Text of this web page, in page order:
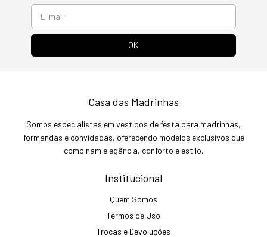
Casa das Madrinhas
Somos especialistas em vestidos de festa para madrinhas,
formandas e convidadas, oferecendo modelos exclusivos que
combinam elegância, conforto e estilo.
Institucional
Quem Somos
Termos de Uso
Trocas e Devoluções